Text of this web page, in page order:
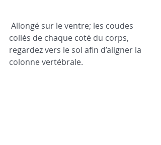
collés de chaque coté du corps,
regardez vers le sol afin d’aligner la
colonne vertébrale.